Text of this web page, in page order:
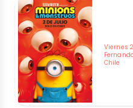
Viernes
Chile